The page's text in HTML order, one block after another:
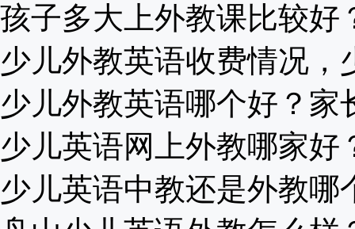
孩子多大上外教课比较好
少儿外教英语收费情况，
少儿外教英语哪个好？家
少儿英语网上外教哪家好
少儿英语中教还是外教哪